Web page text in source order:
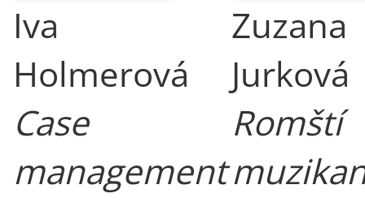
Iva
Holmerová
Case
management
Zuzana
Jurková
Romští